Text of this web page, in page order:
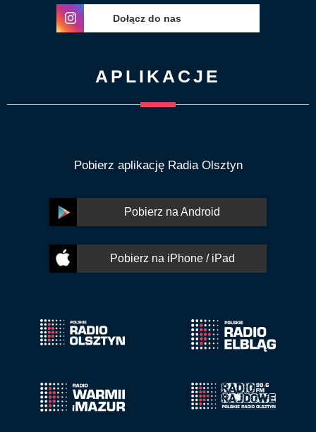
Dołącz do nas
APLIKACJE
Pobierz aplikację Radia Olsztyn
Pobierz na Android
Pobierz na iPhone / iPad